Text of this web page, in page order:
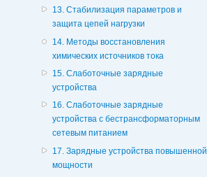
13. Стабилизация параметров и
защита цепей нагрузки
14. Методы восстановления
химических источников тока
15. Слаботочные зарядные
устройства
16. Слаботочные зарядные
устройства с бестрансформаторным
сетевым питанием
17. Зарядные устройства повышенной
мощности